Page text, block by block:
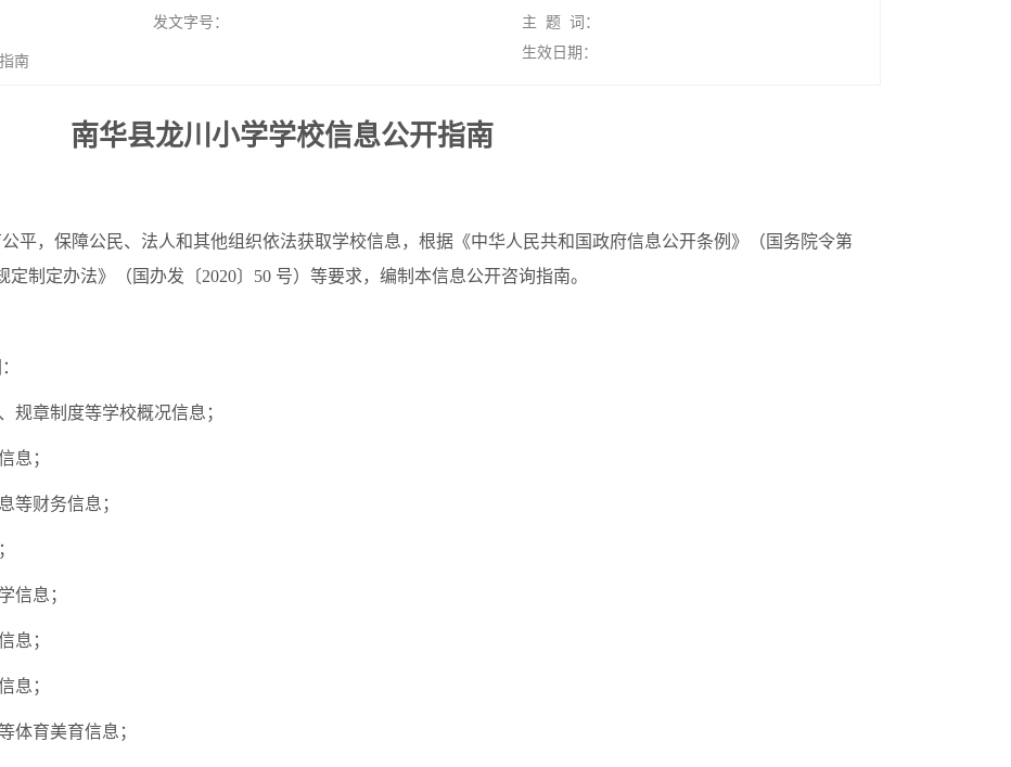
发文字号： 主 题 词：
南 生效日期：
南华县龙川小学学校信息公开指南
平，保障公民、法人和其他组织依法获取学校信息，根据《中华人民共和国政府信息公开条例》（国务院令第
制定办法》（国办发〔2020〕50 号）等要求，编制本信息公开咨询指南。
规章制度等学校概况信息；
息；
等财务信息；
信息；
息；
息；
体育美育信息；